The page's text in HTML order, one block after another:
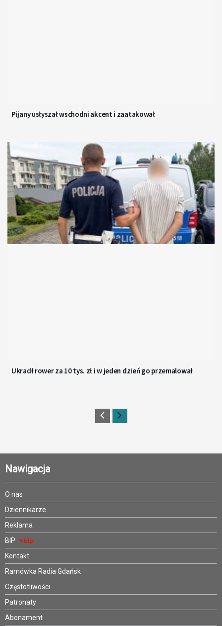
Pijany usłyszał wschodni akcent i zaatakował
Ukradł rower za 10 tys. zł i w jeden dzień go przemalował
Nawigacja
O nas
Dziennikarze
Reklama
BIP
Kontakt
Ramówka Radia Gdańsk
Częstotliwości
Patronaty
Abonament